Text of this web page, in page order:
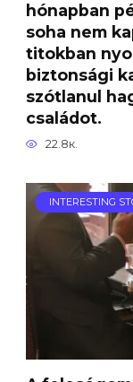
hónapban
soha nem
titokban
biztonsági
szótlanul
családot.
22.8к.
INTERESTING